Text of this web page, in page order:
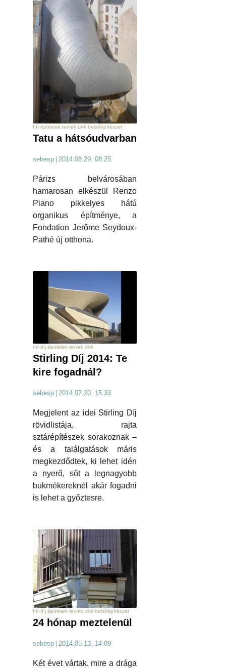
hír épületek tervek cikk belsőépítészet
Tatu a hátsóudvarban
sebesp | 2014.08.29. 08:25
Párizs belvárosában
hamarosan elkészül Renzo
Piano pikkelyes hátú
organikus építménye, a
Fondation Jerôme Seydoux-
Pathé új otthona.
hír díj épületek tervek cikk
Stirling Díj 2014: Te
kire fogadnál?
sebesp 2014.07.20. 15:33
Megjelent az idei Stirling Díj
rövidlistája, rajta
sztárépítészek sorakoznak –
és a találgatások máris
megkezdődtek, ki lehet idén
a nyerő, sőt a legnagyobb
bukmékereknél akár fogadni
is lehet a győztesre.
hír díj épületek tervek cikk belsőépítészet
24 hónap meztelenül
sebesp | 2014.05.13. 14:09
Két évet vártak, mire a drága